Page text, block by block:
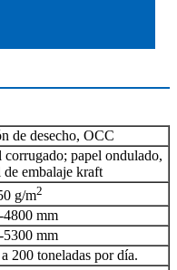
de desecho, OCC
corrugado; papel ondulado,
de embalaje kraft
g/m2
4800 mm
5300 mm
200 toneladas por día.